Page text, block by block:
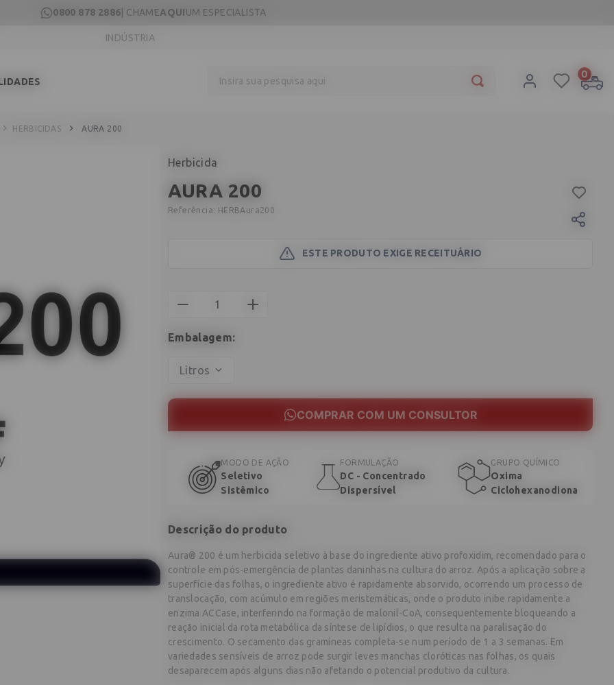
0800 878 2886 | CHAMEAQUIUM ESPECIALISTA
INDÚSTRIA
0
HERBICIDAS AURA 200
Herbicida
AURA 200
Referência: HERBAura200
ESTE PRODUTO EXIGE RECEITUÁRIO
Litros
COMPRAR COM UM CONSULTOR
MODO DE AÇÃO
Seletivo
Sistêmico
FORMULAÇÃO
DC - Concentrado
Dispersível
GRUPO QUÍMICO
Oxima
Ciclohexanodiona
Descrição do produto
Aura® 200 é um herbicida seletivo à base do ingrediente ativo profoxidim, recomendado para o
controle em pós-emergência de plantas daninhas na cultura do arroz. Após a aplicação sobre a
superfície das folhas, o ingrediente ativo é rapidamente absorvido, ocorrendo um processo de
translocação, com acúmulo em regiões meristemáticas, onde o produto inibe rapidamente a
enzima ACCase, interferindo na formação de malonil-CoA, consequentemente bloqueando a
reação inicial da rota metabólica da síntese de lipídios, o que resulta na paralisação do
crescimento. O secamento das gramíneas completa-se num período de 1 a 3 semanas. Em
variedades sensíveis de arroz pode surgir leves manchas cloróticas nas folhas, os quais
desaparecem após alguns dias não afetando o potencial produtivo da cultura.